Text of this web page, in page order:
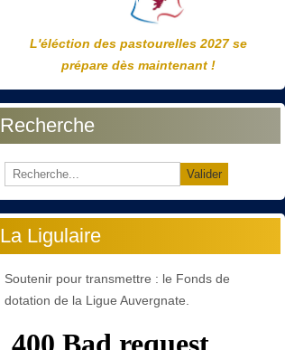
L'éléction des pastourelles 2027 se
prépare dès maintenant !
Recherche
Valider
La Ligulaire
Soutenir pour transmettre : le Fonds de
dotation de la Ligue Auvergnate.